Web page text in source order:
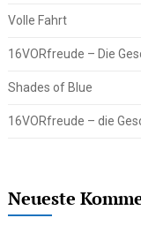
Volle Fahrt
16VORfreude – Die
Shades of Blue
16VORfreude – die
Neueste